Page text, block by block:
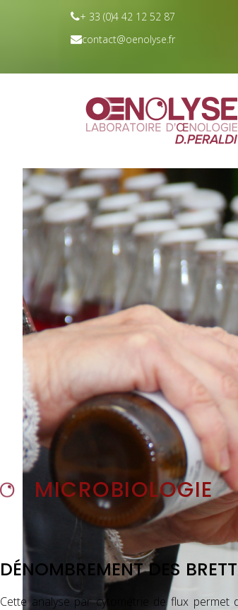
+ 33 (0)4 42 12 52 87
contact@oenolyse.fr
MICROBIOLOGIE
DÉNOMBREMENT DES
Cette analyse par cytométrie de flux